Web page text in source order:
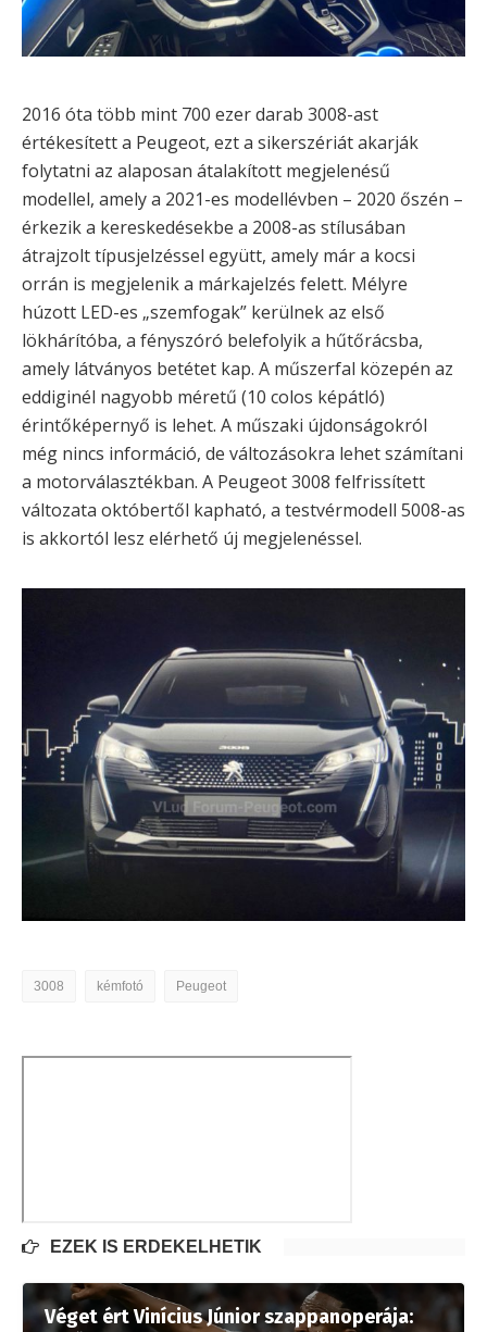
2016 óta több mint 700 ezer darab 3008-ast
értékesített a Peugeot, ezt a sikerszériát akarják
folytatni az alaposan átalakított megjelenésű
modellel, amely a 2021-es modellévben – 2020 őszén –
érkezik a kereskedésekbe a 2008-as stílusában
átrajzolt típusjelzéssel együtt, amely már a kocsi
orrán is megjelenik a márkajelzés felett. Mélyre
húzott LED-es „szemfogak” kerülnek az első
lökhárítóba, a fényszóró belefolyik a hűtőrácsba,
amely látványos betétet kap. A műszerfal közepén az
eddiginél nagyobb méretű (10 colos képátló)
érintőképernyő is lehet. A műszaki újdonságokról
még nincs információ, de változásokra lehet számítani
a motorválasztékban. A Peugeot 3008 felfrissített
változata októbertől kapható, a testvérmodell 5008-as
is akkortól lesz elérhető új megjelenéssel.
3008 kémfotó Peugeot
EZEK IS ÉRDEKELHETIK
Véget ért Vinícius Júnior szappanoperája: